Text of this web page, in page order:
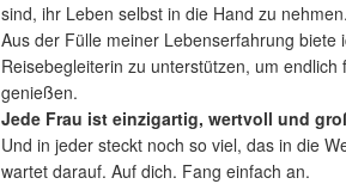
sind, ihr Leben selbst in die Hand zu nehmen.
Aus der Fülle meiner Lebenserfahrung biete
Reisebegleiterin zu unterstützen, um
genießen.
Jede Frau ist einzigartig, wertvoll und
Und in jeder steckt noch so viel, das in die
wartet darauf. Auf dich. Fang einfach an.